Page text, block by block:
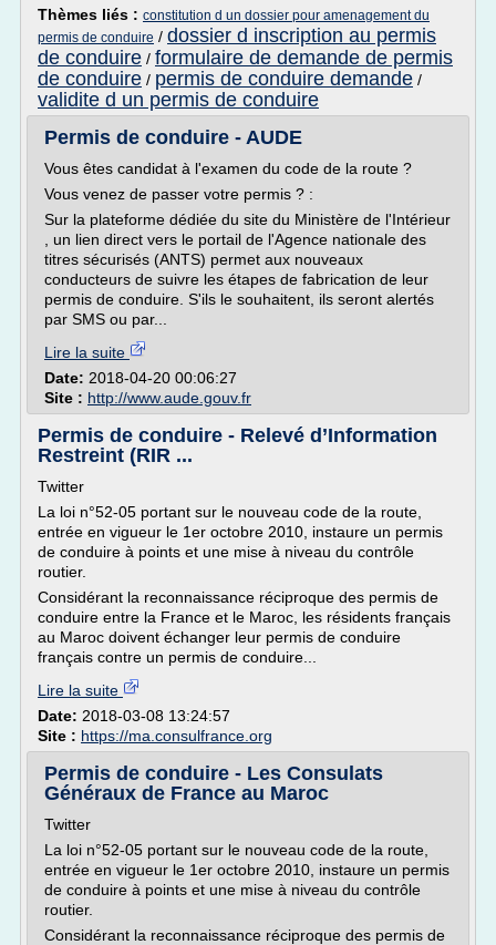
Thèmes liés : constitution d un dossier pour amenagement du
permis de conduire / dossier d inscription au permis
de conduire / formulaire de demande de permis
de conduire / permis de conduire demande /
validite d un permis de conduire
Permis de conduire - AUDE
Vous êtes candidat à l'examen du code de la route ?
Vous venez de passer votre permis ? :
Sur la plateforme dédiée du site du Ministère de l'Intérieur
, un lien direct vers le portail de l'Agence nationale des
titres sécurisés (ANTS) permet aux nouveaux
conducteurs de suivre les étapes de fabrication de leur
permis de conduire. S'ils le souhaitent, ils seront alertés
par SMS ou par...
Lire la suite
Date: 2018-04-20 00:06:27
Site : http://www.aude.gouv.fr
Permis de conduire - Relevé d’Information
Restreint (RIR ...
Twitter
La loi n°52-05 portant sur le nouveau code de la route,
entrée en vigueur le 1er octobre 2010, instaure un permis
de conduire à points et une mise à niveau du contrôle
routier.
Considérant la reconnaissance réciproque des permis de
conduire entre la France et le Maroc, les résidents français
au Maroc doivent échanger leur permis de conduire
français contre un permis de conduire...
Lire la suite
Date: 2018-03-08 13:24:57
Site : https://ma.consulfrance.org
Permis de conduire - Les Consulats
Généraux de France au Maroc
Twitter
La loi n°52-05 portant sur le nouveau code de la route,
entrée en vigueur le 1er octobre 2010, instaure un permis
de conduire à points et une mise à niveau du contrôle
routier.
Considérant la reconnaissance réciproque des permis de